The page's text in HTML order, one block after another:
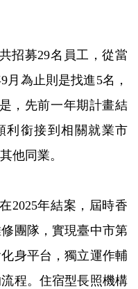
招募29名員工，從當
月為止則是找進5名，
，先前一年期計畫結
利銜接到相關就業市
他同業。
2025年結案，屆時香
團隊，實現臺中市第
身平台，獨立運作輔
程。住宿型長照機構